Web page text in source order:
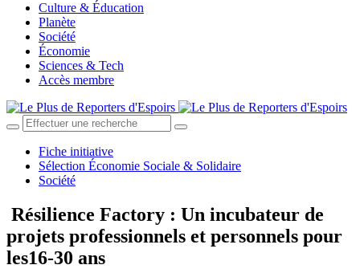
Culture & Éducation
Planète
Société
Économie
Sciences & Tech
Accès membre
Fiche initiative
Sélection Économie Sociale & Solidaire
Société
Résilience Factory : Un incubateur de
projets professionnels et personnels pour
les16-30 ans